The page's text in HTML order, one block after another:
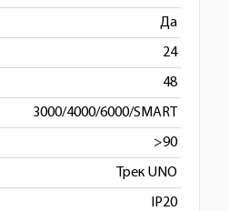
Да
24
48
3000/4000/6000/SMART
>90
Трек UNO
IP20